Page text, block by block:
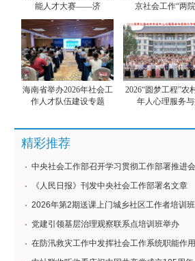
能人才大赛——济
京社会工作“两
海南省举办2026年社会工
作人才队伍建设专题
2026“圆梦工程”农
年人心理服务
精彩推荐
中央社会工作部召开学习贯彻工作部署推进会
《人民日报》刊发中央社会工作部署名文章
2026年第2期送课上门城乡社区工作者培训班
党建引领基层治理观察联系点培训班举办
在防汛救灾工作中发挥社会工作系统职能作用